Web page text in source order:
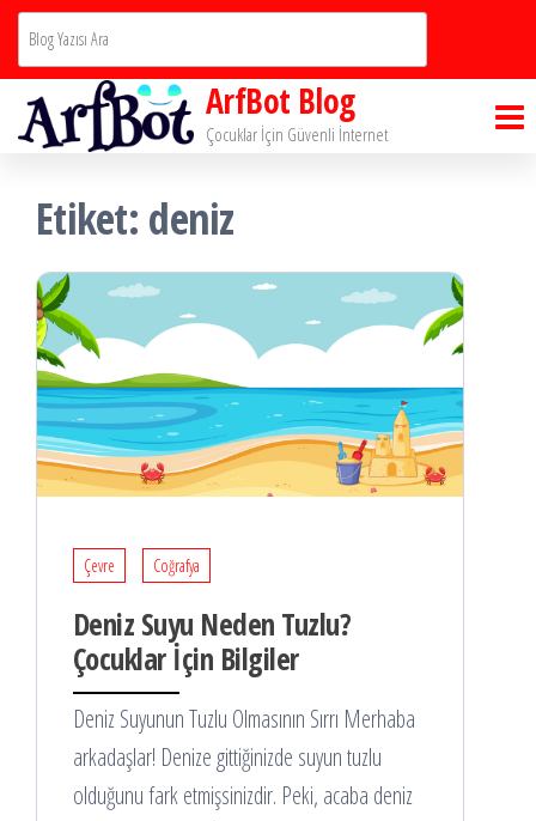
İçeriğe
ArfBot Blog
Çocuklar İçin Güvenli İnternet
Etiket: deniz
Çevre Coğrafya
Deniz Suyu Neden Tuzlu?
Çocuklar İçin Bilgiler
Deniz Suyunun Tuzlu Olmasının Sırrı Merhaba
arkadaşlar! Denize gittiğinizde suyun tuzlu
olduğunu fark etmişsinizdir. Peki, acaba deniz